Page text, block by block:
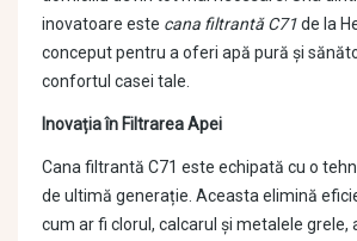
inovatoare este cana filtrantă C71de la
conceput pentru a oferi apă pură și
confortul casei tale.
Inovația în Filtrarea Apei
Cana filtrantă C71 este echipată cu o
de ultimă generație. Aceasta elimină
cum ar fi clorul, calcarul și metalele grele,